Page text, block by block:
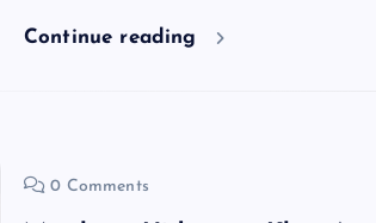
Continue reading
0 Comments